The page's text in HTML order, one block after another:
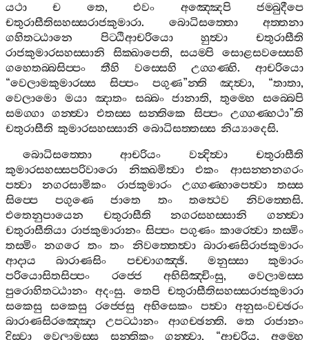
යථා
ච තෙ,එවං අඤ‍්ඤෙපි
ජම‍්බුදීපෙ
චතුරාසීතිසහස‍්සරාජකුමාරා. බොධිසත‍්තො
අත‍්තනා
ගහිතට‍්ඨානෙ
පිට‍්ඨිආචරියො හුත්‍වා
චතුරාසීති
රාජකුමාරසහස‍්සානි
සික‍්ඛාපෙති,සයම‍්පි
සොළසවස‍්සෙහි
ගහෙතබ‍්බසිප‍්පං
තීහි වස‍්සෙහි උග‍්ගණ‍්හි. ආචරියො
“වෙලාමකුමාරස‍්ස සිප‍්පං පගුණ”න‍්ති ඤත්‍වා, “තාතා,
වෙලාමො
මයා ඤාතං සබ‍්බං ජානාති,තුම‍්හෙ
සබ‍්බෙපි
සමග‍්ගා
ගන‍්ත්‍වා එතස‍්ස සන‍්තිකෙ සිප‍්පං උග‍්ගණ‍්හථා”ති
චතුරාසීති කුමාරසහස‍්සානි බොධිසත‍්තස‍්ස නිය්‍යාදෙසි.
බොධිසත‍්තො
ආචරියං වන්‍දිත්‍වා
චතුරාසීති
කුමාරසහස‍්සපරිවාරො
නික‍්ඛමිත්‍වා එකං
ආසන‍්නනගරං
පත්‍වා
නගරසාමිකං රාජකුමාරං උග‍්ගණ‍්හාපෙත්‍වා
තස‍්ස
සිප‍්පෙ
පගුණෙ ජාතෙ තං තත්‍ථෙව නිවත‍්තෙසි.
එතෙනුපායෙන
චතුරාසීති නගරසහස‍්සානි
ගන‍්ත්‍වා
චතුරාසීතියා රාජකුමාරානං සිප‍්පං පගුණං කාරෙත්‍වා තස‍්මිං
තස‍්මිං
නගරෙ තං තං නිවත‍්තෙත්‍වා
බාරාණසිරාජකුමාරං
ආදාය
බාරාණසිං පච‍්චාගඤ‍්ඡි. මනුස‍්සා
කුමාරං
පරියොසිතසිප‍්පං
රජ‍්ජෙ අභිසිඤ‍්චිංසු,වෙලාමස‍්ස
පුරොහිතට‍්ඨානං අදංසු. තෙපි චතුරාසීතිසහස‍්සරාජකුමාරා
සකෙසු
සකෙසු රජ‍්ජෙසු අභිසෙකං පත්‍වා
අනුසංවච‍්ඡරං
බාරාණසිරඤ‍්ඤො
උපට‍්ඨානං ආගච‍්ඡන‍්ති. තෙ
රාජානං
දිස‍්වා
වෙලාමස‍්ස සන‍්තිකං ගන‍්ත්‍වා, “ආචරිය,අම‍්හෙ